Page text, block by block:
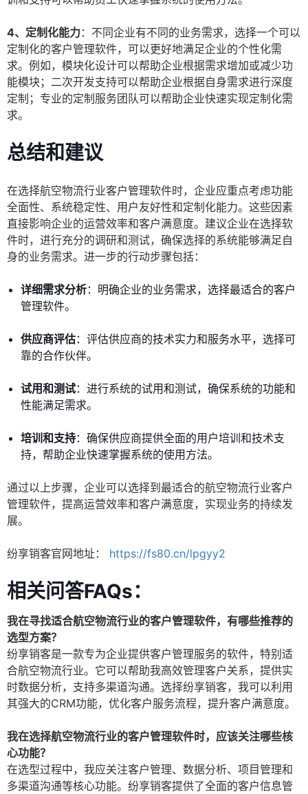
4、定制化能力：不同企业有不同的业务需求，选择一个可以
定制化的客户管理软件，可以更好地满足企业的个性化需
求。例如，模块化设计可以帮助企业根据需求增加或减少功
能模块；二次开发支持可以帮助企业根据自身需求进行深度
定制；专业的定制服务团队可以帮助企业快速实现定制化需
求。
总结和建议
在选择航空物流行业客户管理软件时，企业应重点考虑功能
全面性、系统稳定性、用户友好性和定制化能力。这些因素
直接影响企业的运营效率和客户满意度。建议企业在选择软
件时，进行充分的调研和测试，确保选择的系统能够满足自
身的业务需求。进一步的行动步骤包括：
详细需求分析：明确企业的业务需求，选择最适合的客户
管理软件。
供应商评估：评估供应商的技术实力和服务水平，选择可
靠的合作伙伴。
试用和测试：进行系统的试用和测试，确保系统的功能和
性能满足需求。
培训和支持：确保供应商提供全面的用户培训和技术支
持，帮助企业快速掌握系统的使用方法。
通过以上步骤，企业可以选择到最适合的航空物流行业客户
管理软件，提高运营效率和客户满意度，实现业务的持续发
展。
纷享销客官网地址： https://fs80.cn/lpgyy2
相关问答FAQs：
我在寻找适合航空物流行业的客户管理软件，有哪些推荐的
选型方案？
纷享销客是一款专为企业提供客户管理服务的软件，特别适
合航空物流行业。它可以帮助我高效管理客户关系，提供实
时数据分析，支持多渠道沟通。选择纷享销客，我可以利用
其强大的CRM功能，优化客户服务流程，提升客户满意度。
我在选择航空物流行业的客户管理软件时，应该关注哪些核
心功能？
在选型过程中，我应关注客户管理、数据分析、项目管理和
多渠道沟通等核心功能。纷享销客提供了全面的客户信息管